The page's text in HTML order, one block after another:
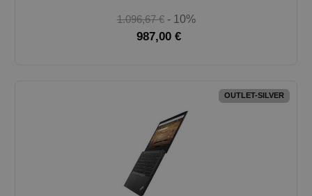
1.096,67 € - 10%
987,00 €
OUTLET-SILVER